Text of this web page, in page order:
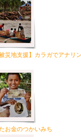
被災地支援】カラガでアナリ
お金のつかいみち